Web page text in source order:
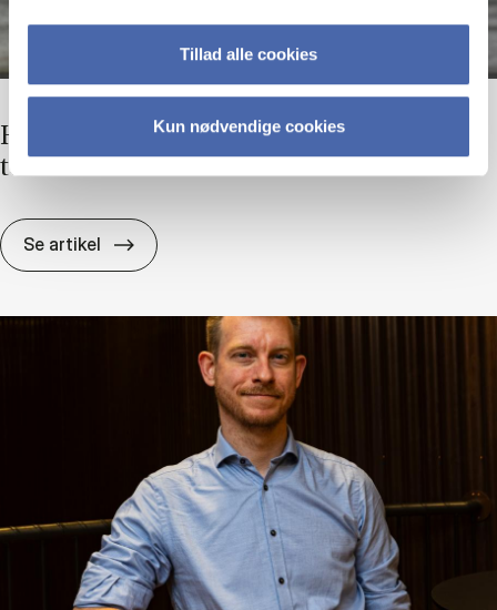
Tillad alle cookies
Kun nødvendige cookies
Hvor me­get kri­tisk tænk­ning kan vi ud­li­ci­
te­re?
Se artikel Hvor me­get kri­tisk tænk­ning kan vi